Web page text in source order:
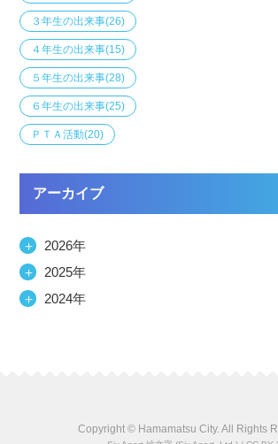
３年生の出来事(26)
４年生の出来事(15)
５年生の出来事(28)
６年生の出来事(25)
ＰＴＡ活動(20)
アーカイブ
＋
2026年
＋
2025年
＋
2024年
Copyright © Hamamatsu City. All Rights